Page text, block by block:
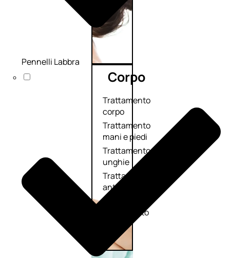
Corpo
Trattamento
corpo
Trattamento
mani e piedi
Trattamento
unghie
Trattamento
anticellulite
Cofanetti
trattamento
Pennelli Labbra